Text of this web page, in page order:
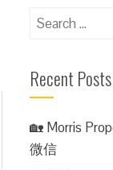
Search
Recent Posts
🏡 Morris
微信